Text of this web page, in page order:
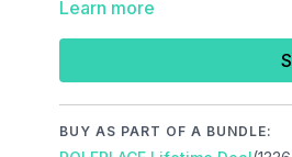
WICHTIG
00:28Demo
Learn more
BUY AS PART OF A BUNDLE: